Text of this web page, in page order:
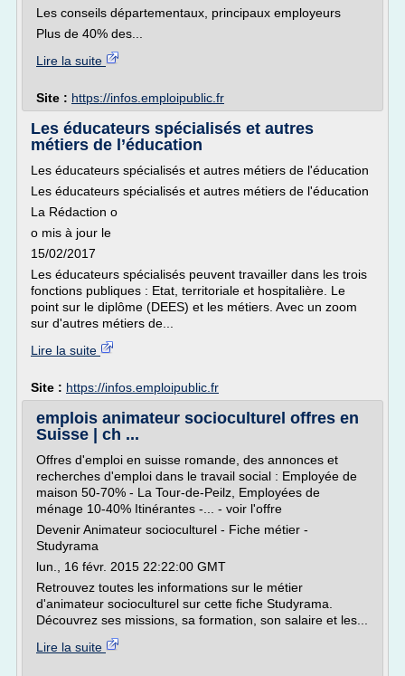
Les conseils départementaux, principaux employeurs
Plus de 40% des...
Lire la suite
Site : https://infos.emploipublic.fr
Les éducateurs spécialisés et autres
métiers de l’éducation
Les éducateurs spécialisés et autres métiers de l'éducation
Les éducateurs spécialisés et autres métiers de l'éducation
La Rédaction o
o mis à jour le
15/02/2017
Les éducateurs spécialisés peuvent travailler dans les trois
fonctions publiques : Etat, territoriale et hospitalière. Le
point sur le diplôme (DEES) et les métiers. Avec un zoom
sur d'autres métiers de...
Lire la suite
Site : https://infos.emploipublic.fr
emplois animateur socioculturel offres en
Suisse | ch ...
Offres d'emploi en suisse romande, des annonces et
recherches d'emploi dans le travail social : Employée de
maison 50-70% - La Tour-de-Peilz, Employées de
ménage 10-40% Itinérantes -... - voir l'offre
Devenir Animateur socioculturel - Fiche métier -
Studyrama
lun., 16 févr. 2015 22:22:00 GMT
Retrouvez toutes les informations sur le métier
d'animateur socioculturel sur cette fiche Studyrama.
Découvrez ses missions, sa formation, son salaire et les...
Lire la suite